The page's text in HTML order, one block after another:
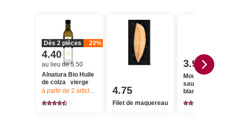
Dès 2 pièces 20%
4.40
au lieu de 5.50
Alnatura Bio Huile
de colza vierge
à partir de 2 articles, Offre valable du 6.8 au 12.8.2026, jusqu’à
4.75
Filet de maquereau
3.95
Moutarde pour
saucisses
blanches